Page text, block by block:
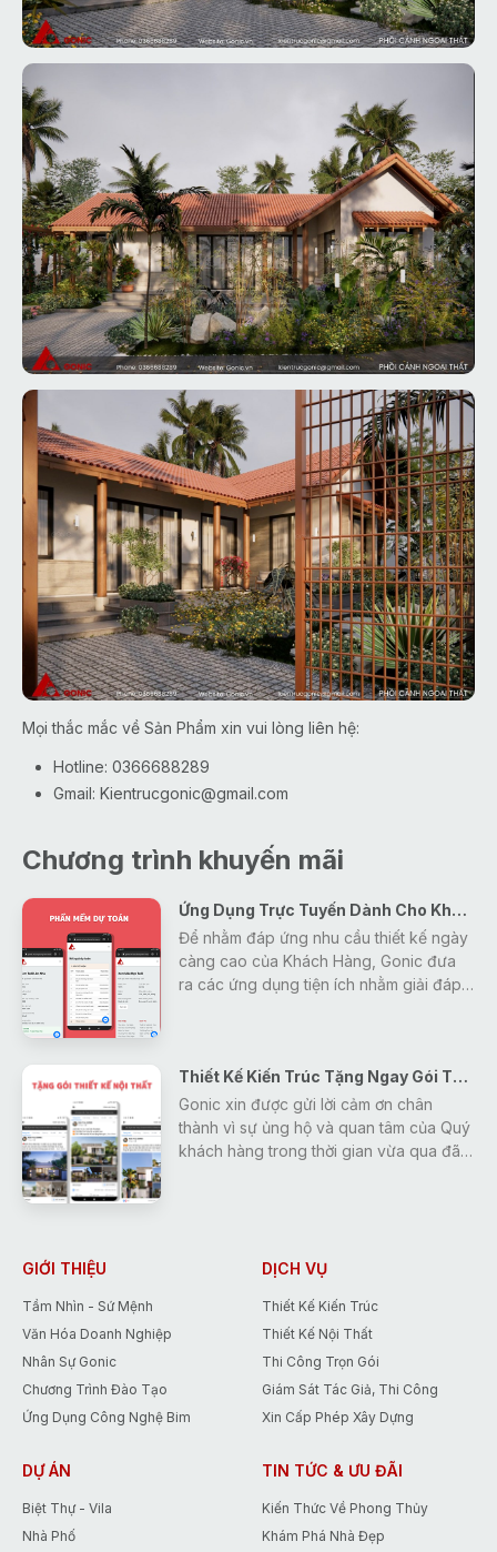
Mọi thắc mắc về Sản Phẩm xin vui lòng liên hệ:
Hotline: 0366688289
Gmail: Kientrucgonic@gmail.com
Chương trình khuyến mãi
Ứng Dụng Trực Tuyến Dành Cho Khách Hàng
Để nhằm đáp ứng nhu cầu thiết kế ngày
càng cao của Khách Hàng, Gonic đưa
ra các ứng dụng tiện ích nhằm giải đáp
khách hàng.
Thiết Kế Kiến Trúc Tặng Ngay Gói Thiết Kế Nội Thất
Gonic xin được gửi lời cảm ơn chân
thành vì sự ủng hộ và quan tâm của Quý
khách hàng trong thời gian vừa qua đã
nhất trong tháng 5 giúp các Bạn tiết
GIỚI THIỆU
Tầm Nhìn - Sứ Mệnh
Văn Hóa Doanh Nghiệp
Nhân Sự Gonic
Chương Trình Đào Tạo
Ứng Dụng Công Nghệ Bim
DỊCH VỤ
Thiết Kế Kiến Trúc
Thiết Kế Nội Thất
Thi Công Trọn Gói
Giám Sát Tác Giả, Thi Công
Xin Cấp Phép Xây Dựng
DỰ ÁN
Biệt Thự - Vila
Nhà Phố
TIN TỨC & ƯU ĐÃI
Kiến Thức Về Phong Thủy
Khám Phá Nhà Đẹp